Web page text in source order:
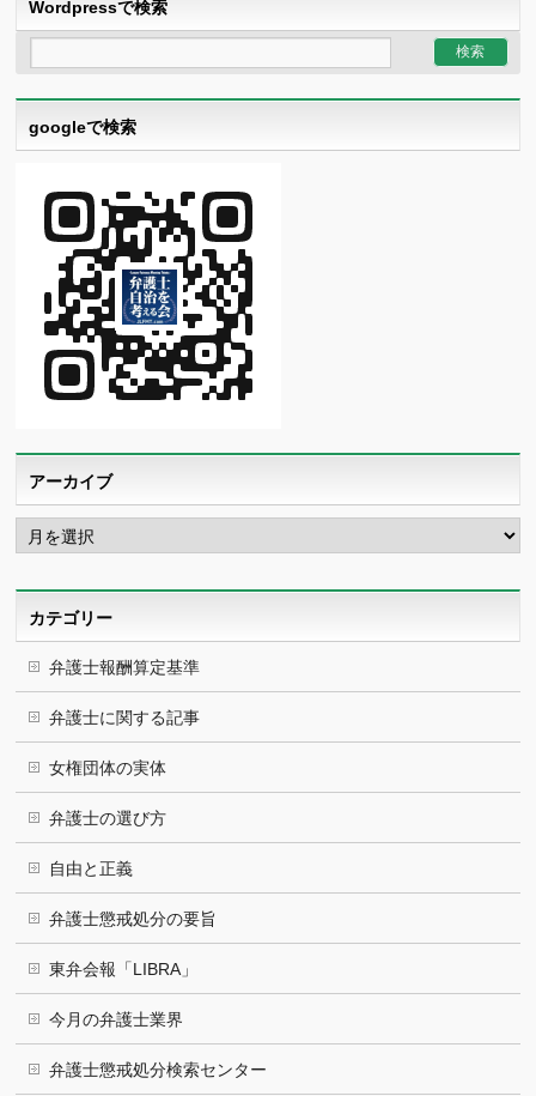
Wordpressで検索
googleで検索
アーカイブ
ア
ー
カ
カテゴリー
弁護士報酬算定基準
弁護士に関する記事
女権団体の実体
弁護士の選び方
自由と正義
弁護士懲戒処分の要旨
東弁会報「LIBRA」
今月の弁護士業界
弁護士懲戒処分検索センター